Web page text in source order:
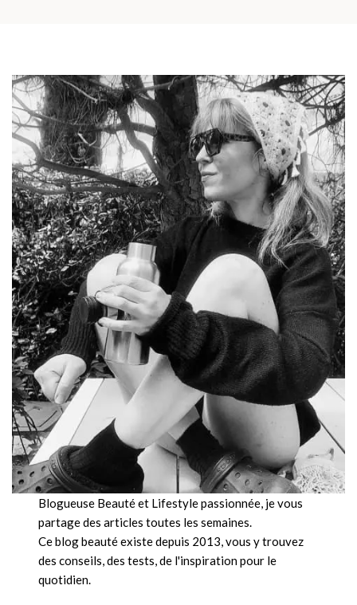
Blogueuse Beauté et Lifestyle passionnée, je vous
partage des articles toutes les semaines.
Ce blog beauté existe depuis 2013, vous y trouvez
des conseils, des tests, de l'inspiration pour le
quotidien.